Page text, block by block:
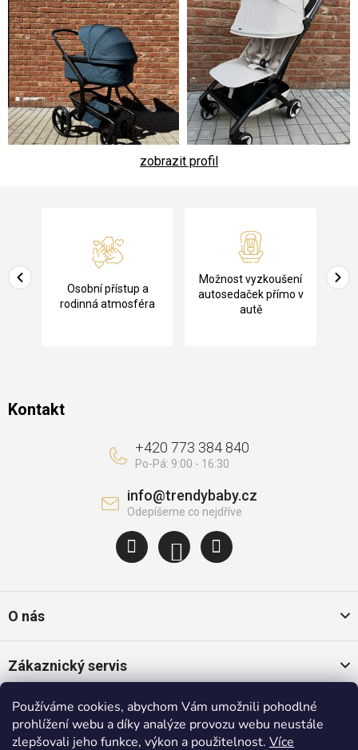
Používáme cookies, abychom Vám umožnili pohodlné
prohlížení webu a díky analýze provozu webu neustále
zlepšovali jeho funkce, výkon a použitelnost. Více
zobrazit profil
a
Osobní přístup a
rodinná atmosféra
Možnost vyzkoušení
autosedaček přímo v
autě
Kontakt
info@trendybaby.cz
+420 773 384 840
O nás
Zákaznický servis
Oblíbené kategorie